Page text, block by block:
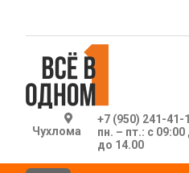
Чухлома
+7 (950) 241-41-
пн. – пт.: с
до 14.00